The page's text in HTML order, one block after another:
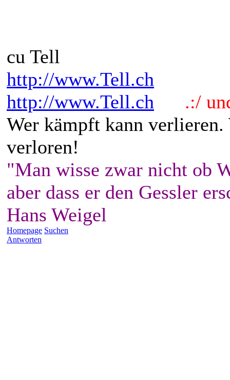
cu Tell
http://www.Tell.ch
http://www.Tell.ch
.:/
Wer kämpft kann
verloren!
"Man wisse zwar nicht ob
aber dass er den Gessler
Hans Weigel
Homepage Suchen
Antworten